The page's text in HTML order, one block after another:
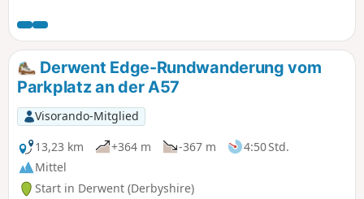
Derwent Edge-Rundwanderung vom
Parkplatz an der A57
Visorando-Mitglied
13,23 km
+364 m -367 m
4:50 Std.
Mittel
Start in Derwent (Derbyshire)